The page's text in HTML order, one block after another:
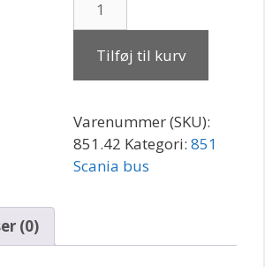
antalTilføj til kurv
Varenummer (SKU):
851.42 Kategori: 851
Scania bus
(0)